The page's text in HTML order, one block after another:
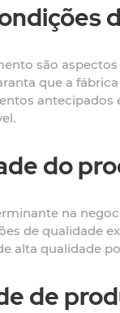
são
que a
do
na
de qualidade
alta qualidade
de